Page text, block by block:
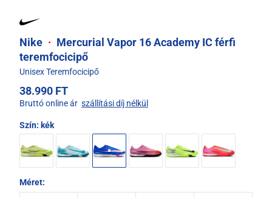
Nike · Mercurial Vapor 16 Academy IC férfi
teremfocicipő
Unisex Teremfocicipő
38.990 FT
Bruttó online ár szállítási díj nélkül
Szín: kék
Méret: